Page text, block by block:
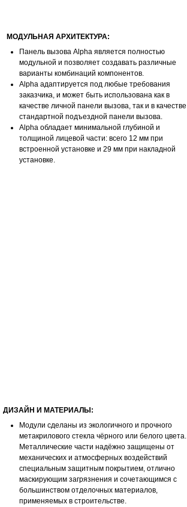
МОДУЛЬНАЯ АРХИТЕКТУРА:
Панель вызова Alpha является полностью
модульной и позволяет создавать различные
варианты комбинаций компонентов.
Alpha адаптируется под любые требования
заказчика, и может быть использована как в
качестве личной панели вызова, так и в качестве
стандартной подъездной панели вызова.
Alpha обладает минимальной глубиной и
толщиной лицевой части: всего 12 мм при
встроенной установке и 29 мм при накладной
установке.
ДИЗАЙН И МАТЕРИАЛЫ:
Модули сделаны из экологичного и прочного
метакрилового стекла чёрного или белого цвета.
Металлические части надёжно защищены от
механических и атмосферных воздействий
специальным защитным покрытием, отлично
маскирующим загрязнения и сочетающимся с
большинством отделочных материалов,
применяемых в строительстве.